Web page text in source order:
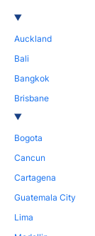
Auckland
Bali
Bangkok
Brisbane
Bogota
Cancun
Cartagena
Guatemala City
Lima